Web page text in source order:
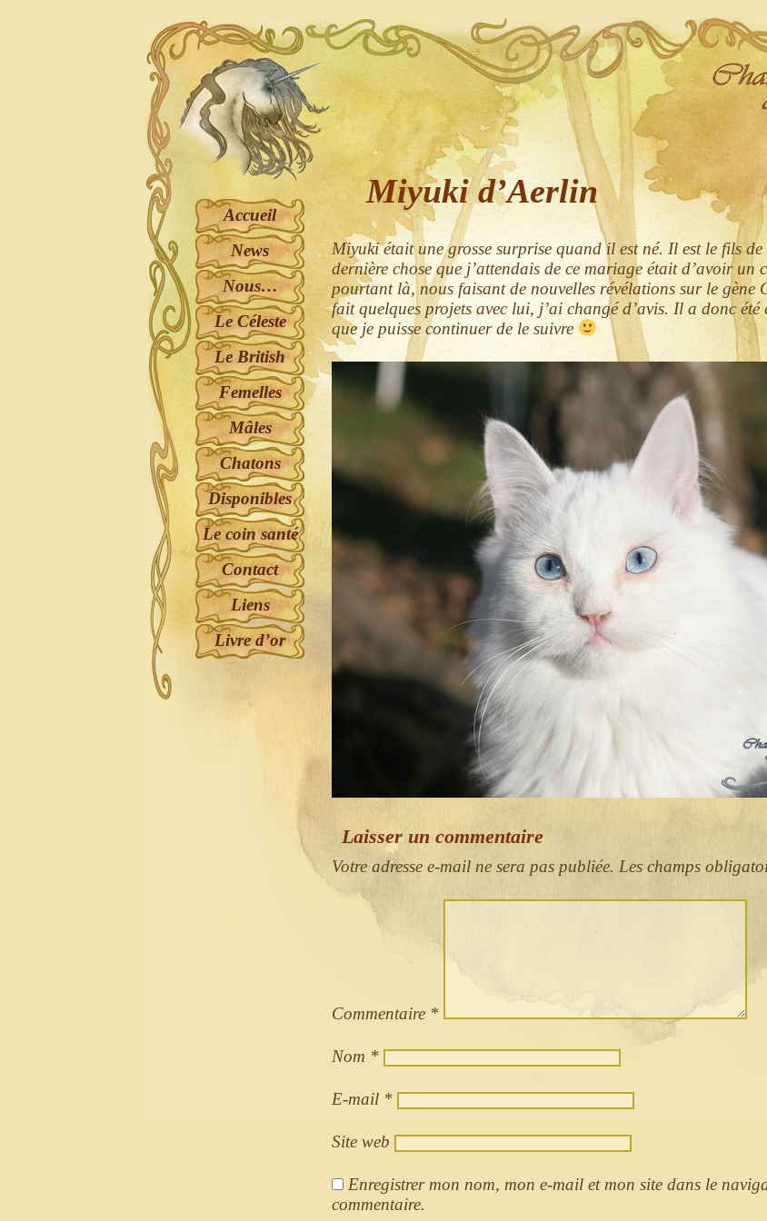
Miyuki d’Aerlin
Miyuki était une grosse surprise quand il est né. Il est le fils
dernière chose que j’attendais de ce mariage était d’avoir un
pourtant là, nous faisant de nouvelles révélations sur le gène
fait quelques projets avec lui, j’ai changé d’avis. Il a donc été
que je puisse continuer de le suivre
Laisser un commentaire
Votre adresse e-mail ne sera pas publiée. Les champs
Commentaire *
Nom *
E-mail *
Site web
Enregistrer mon nom, mon e-mail et mon site dans le
commentaire.
Accueil
News
Nous…
Le Céleste
Le British
Femelles
Mâles
Chatons
Disponibles
Le coin santé
Contact
Liens
Livre d’or